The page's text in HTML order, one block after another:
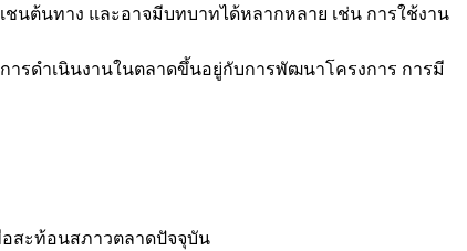
ชนต้นทาง และอาจมีบทบาทได้หลากหลาย เช่น การใช้งาน
รดำเนินงานในตลาดขึ้นอยู่กับการพัฒนาโครงการ การมี
อสะท้อนสภาวตลาดปัจจุบัน